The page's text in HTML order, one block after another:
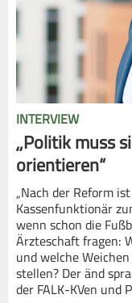
INTERVIEW
„Politik muss
orientieren“
„Nach der Reform
Kassenfunktionär
wenn schon die
Ärzteschaft fragen:
und welche
stellen? Der änd
der FALK-KVen